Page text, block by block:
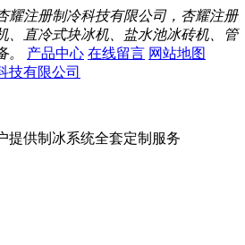
耀注册制冷科技有限公司，杏耀注册
、直冷式块冰机、盐水池冰砖机、管
产品中心 在线留言 网站地图
提供制冰系统全套定制服务